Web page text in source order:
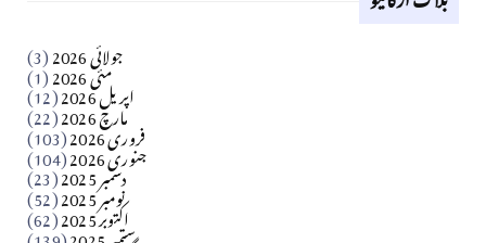
جولائی 2026 (3) مئی 2026 (1) اپریل 2026 (12) مارچ 2026 (22) فروری 2026 (103) جنوری 2026 (104) دسمبر 2025 (23) نومبر 2025 (52) اکتوبر 2025 (62)